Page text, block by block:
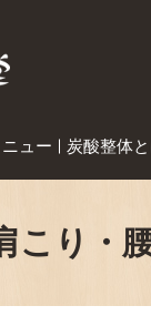
ュー 炭酸整体
こり・